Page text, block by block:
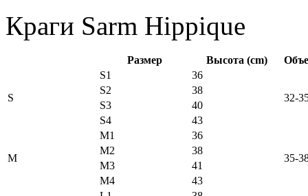
Краги Sarm Hippique
Размер Высота (cm)
S
S1
36
32-
S2
38
S3
40
S4
43
M
M1
36
35-
M2
38
M3
41
M4
43